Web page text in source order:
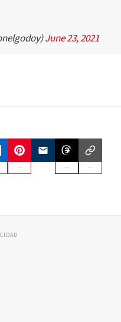
June 23, 2021